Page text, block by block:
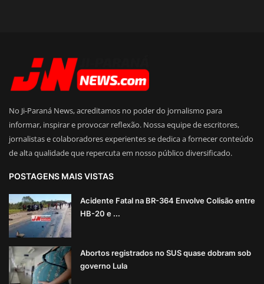
No Ji-Paraná News, acreditamos no poder do jornalismo para
informar, inspirar e provocar reflexão. Nossa equipe de escritores,
jornalistas e colaboradores experientes se dedica a fornecer conteúdo
de alta qualidade que repercuta em nosso público diversificado.
POSTAGENS MAIS VISTAS
Acidente Fatal na BR-364 Envolve Colisão entre
HB-20 e ...
Abortos registrados no SUS quase dobram sob
governo Lula